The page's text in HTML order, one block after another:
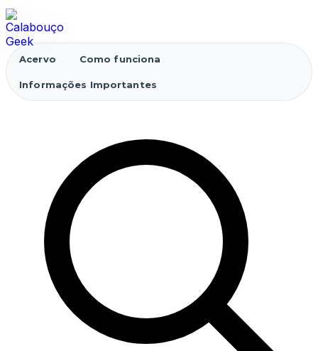
Acervo Como funciona
Informações Importantes